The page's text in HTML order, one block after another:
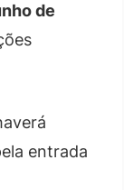
de
entrada